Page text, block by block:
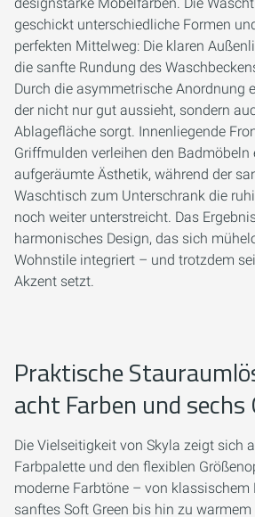
designstarke Möbelfarben. Die
geschickt unterschiedliche Formen
perfekten Mittelweg: Die klaren
die sanfte Rundung des
Durch die asymmetrische Anordnung
der nicht nur gut aussieht, sondern
Ablagefläche sorgt. Innenliegende
Griffmulden verleihen den Badmöbeln
aufgeräumte Ästhetik, während der
Waschtisch zum Unterschrank die
noch weiter unterstreicht. Das
harmonisches Design, das sich
Wohnstile integriert – und trotzdem
Akzent setzt.
Praktische
acht Farben und sechs
Die Vielseitigkeit von Skyla zeigt sich
Farbpalette und den flexiblen
moderne Farbtöne – von klassischem
sanftes Soft Green bis hin zu